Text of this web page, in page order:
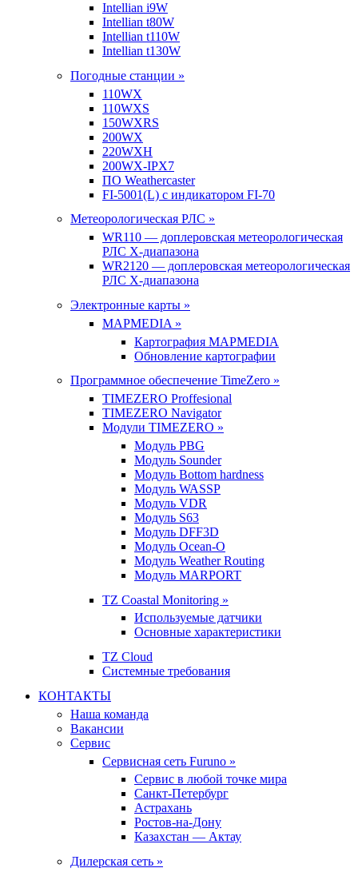
Intellian i9W
Intellian t80W
Intellian t110W
Intellian t130W
Погодные станции »
110WX
110WXS
150WXRS
200WX
220WXH
200WX-IPX7
ПО Weathercaster
FI-5001(L) с индикатором FI-70
Метеорологическая РЛС »
WR110 — доплеровская метеорологическая
РЛС X-диапазона
WR2120 — доплеровская метеорологическая
РЛС X-диапазона
Электронные карты »
MAPMEDIA »
Картография MAPMEDIA
Обновление картографии
Программное обеспечение TimeZero »
TIMEZERO Proffesional
TIMEZERO Navigator
Модули TIMEZERO »
Модуль PBG
Модуль Sounder
Модуль Bottom hardness
Модуль WASSP
Модуль VDR
Модуль S63
Модуль DFF3D
Модуль Ocean-O
Модуль Weather Routing
Модуль MARPORT
TZ Coastal Monitoring »
Используемые датчики
Основные характеристики
TZ Cloud
Системные требования
КОНТАКТЫ
Наша команда
Вакансии
Сервис
Сервисная сеть Furuno »
Сервис в любой точке мира
Санкт-Петербург
Астрахань
Ростов-на-Дону
Казахстан — Актау
Дилерская сеть »